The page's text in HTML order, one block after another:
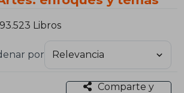
Libros
por
Comparte y